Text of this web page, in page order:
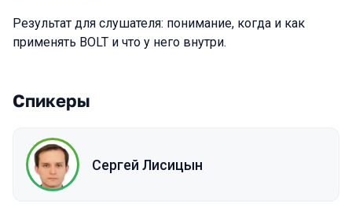
Результат для слушателя: понимание, когда и как
применять BOLT и что у него внутри.
Спикеры
Сергей Лисицын